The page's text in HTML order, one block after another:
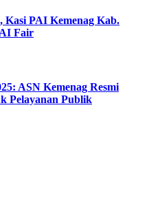
Kasi PAI Kemenag Kab.
Fair
ASN Kemenag Resmi
Pelayanan Publik